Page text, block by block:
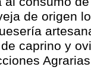
de origen
caprino y